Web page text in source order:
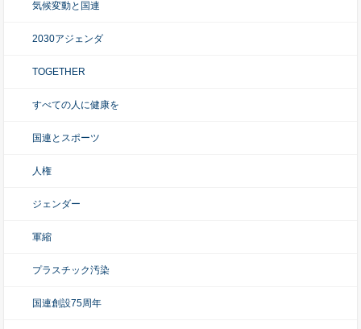
気候変動と国連
2030アジェンダ
TOGETHER
すべての人に健康を
国連とスポーツ
人権
ジェンダー
軍縮
プラスチック汚染
国連創設75周年